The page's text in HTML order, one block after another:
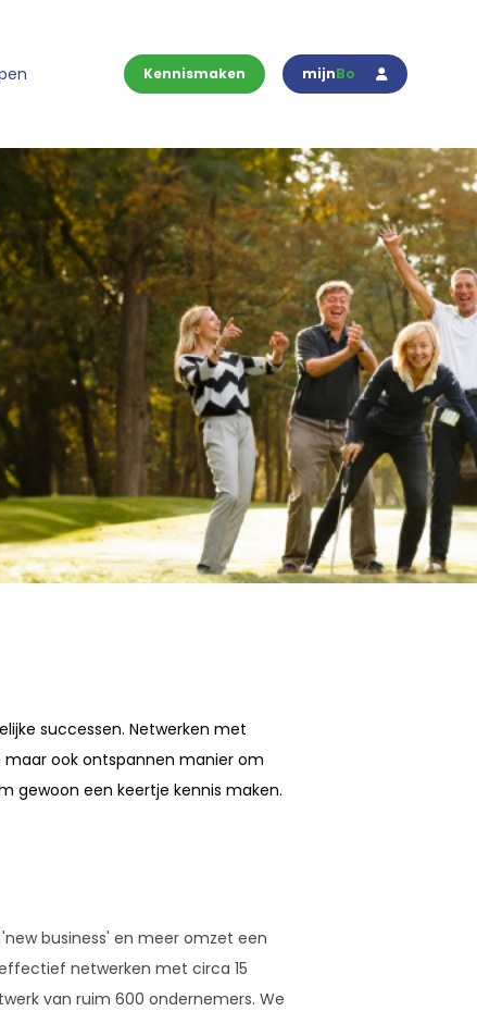
Kennismaken mijnBo
successen. Netwerken met
ook ontspannen manier om
gewoon een keertje kennis maken.
business' en meer omzet een
netwerken met circa 15
van ruim 600 ondernemers. We